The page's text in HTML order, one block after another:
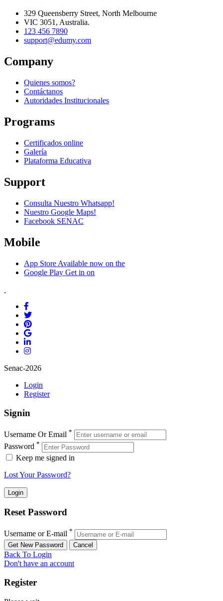
329 Queensberry Street, North Melbourne
VIC 3051, Australia.
123 456 7890
support@edumy.com
Company
Quienes somos?
Contáctanos
Autoridades Institucionales
Programs
Certificados online
Galería
Plataforma Educativa
Support
Consulta Nuestro Whatsapp!
Nuestro Google Maps!
Facebook SENAC
Mobile
App Store Available now on the
Google Play Get in on
Senac-2026
Login
Register
Signin
Username Or Email *
Password *
Keep me signed in
Lost Your Password?
Reset Password
Username or E-mail *
Back To Login
Don't have an account
Register